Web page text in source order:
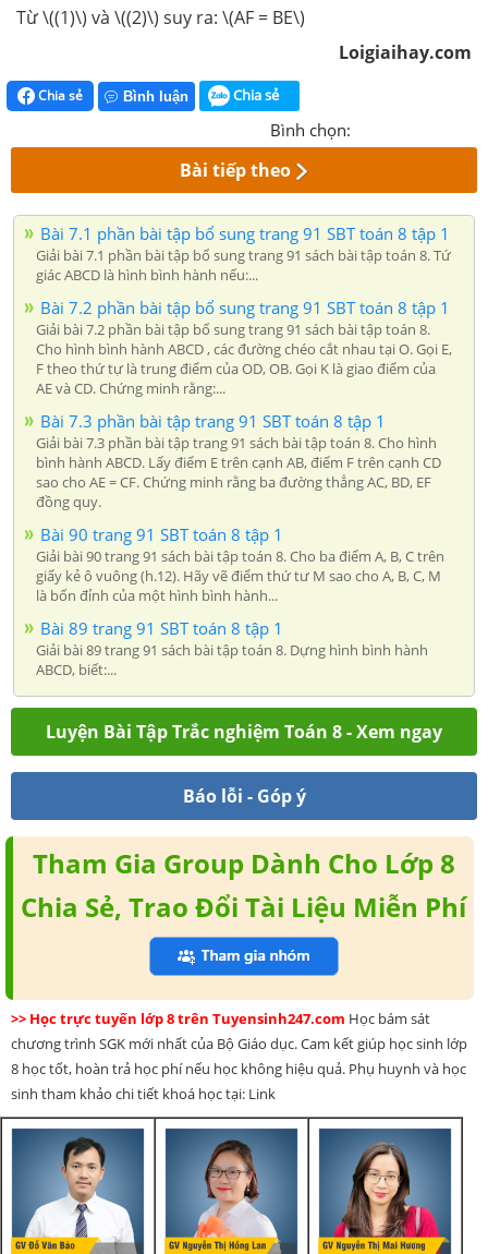
Từ \((1)\) và \((2)\) suy ra: \(AF = BE\)
Loigiaihay.com
Chia sẻ Bình luận Chia sẻ
Bình chọn:
Bài tiếp theo
Bài 7.1 phần bài tập bổ sung trang 91 SBT toán 8 tập 1
Giải bài 7.1 phần bài tập bổ sung trang 91 sách bài tập toán 8. Tứ
giác ABCD là hình bình hành nếu:...
Bài 7.2 phần bài tập bổ sung trang 91 SBT toán 8 tập 1
Giải bài 7.2 phần bài tập bổ sung trang 91 sách bài tập toán 8.
Cho hình bình hành ABCD , các đường chéo cắt nhau tại O. Gọi E,
F theo thứ tự là trung điểm của OD, OB. Gọi K là giao điểm của
AE và CD. Chứng minh rằng:...
Bài 7.3 phần bài tập trang 91 SBT toán 8 tập 1
Giải bài 7.3 phần bài tập trang 91 sách bài tập toán 8. Cho hình
bình hành ABCD. Lấy điểm E trên cạnh AB, điểm F trên cạnh CD
sao cho AE = CF. Chứng minh rằng ba đường thẳng AC, BD, EF
đồng quy.
Bài 90 trang 91 SBT toán 8 tập 1
Giải bài 90 trang 91 sách bài tập toán 8. Cho ba điểm A, B, C trên
giấy kẻ ô vuông (h.12). Hãy vẽ điểm thứ tư M sao cho A, B, C, M
là bốn đỉnh của một hình bình hành...
Bài 89 trang 91 SBT toán 8 tập 1
Giải bài 89 trang 91 sách bài tập toán 8. Dựng hình bình hành
ABCD, biết:...
Luyện Bài Tập Trắc nghiệm Toán 8 - Xem ngay
Báo lỗi - Góp ý
Tham Gia Group Dành Cho Lớp 8
Chia Sẻ, Trao Đổi Tài Liệu Miễn Phí
>> Học trực tuyến lớp 8 trên Tuyensinh247.com Học bám sát
chương trình SGK mới nhất của Bộ Giáo dục. Cam kết giúp học sinh lớp
8 học tốt, hoàn trả học phí nếu học không hiệu quả. Phụ huynh và học
sinh tham khảo chi tiết khoá học tại: Link